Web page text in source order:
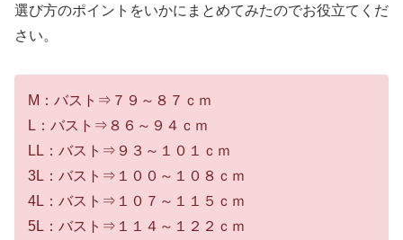
選び方のポイントをいかにまとめてみたのでお役立てくだ
さい。
M：バスト⇒７９～８７ｃｍ
L：バスト⇒８６～９４ｃｍ
LL：バスト⇒９３～１０１ｃｍ
3L：バスト⇒１００～１０８ｃｍ
4L：バスト⇒１０７～１１５ｃｍ
5L：バスト⇒１１４～１２２ｃｍ